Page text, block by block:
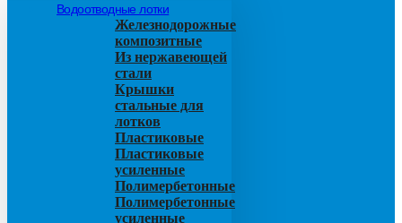
Водоотводные лотки
Железнодорожные
композитные
Из нержавеющей
стали
Крышки
стальные для
лотков
Пластиковые
Пластиковые
усиленные
Полимербетонные
Полимербетонные
усиленные